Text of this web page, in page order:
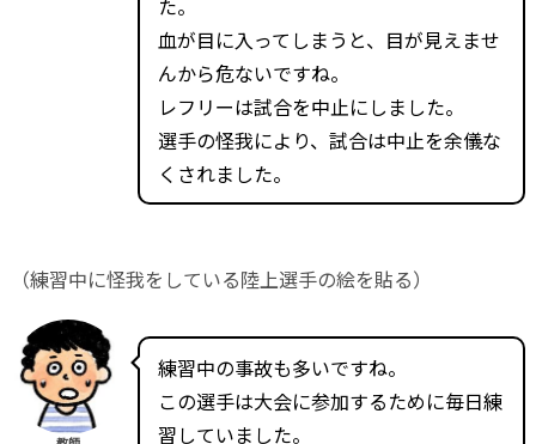
血が目に入ってしまうと、目が見えませ
んから危ないですね。
レフリーは試合を中止にしました。
選手の怪我により、試合は中止を余儀な
くされました。
（練習中に怪我をしている陸上選手の絵を貼る）
練習中の事故も多いですね。
この選手は大会に参加するために毎日練
習していました。